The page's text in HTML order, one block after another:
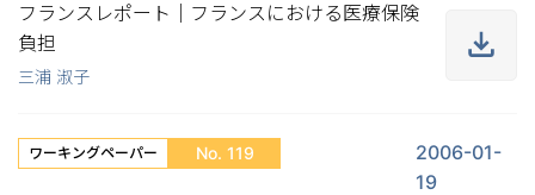
フランスレポート｜フランスにおける医療保険
負担
三浦 淑子
ワーキングペーパー No. 119
2006-01-
19